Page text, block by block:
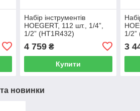
Набір інструментів
HOEGERT, 112 шт., 1/4”,
1/2” (HT1R432)
4 759₴
Купити
1/2”
3
та новинки